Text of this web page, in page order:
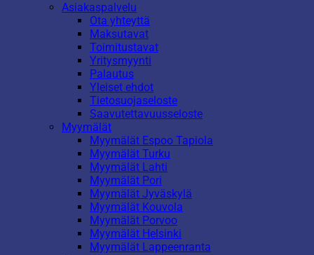
Asiakaspalvelu
Ota yhteyttä
Maksutavat
Toimitustavat
Yritysmyynti
Palautus
Yleiset ehdot
Tietosuojaseloste
Saavutettavuusseloste
Myymälät
Myymälät Espoo Tapiola
Myymälät Turku
Myymälät Lahti
Myymälät Pori
Myymälät Jyväskylä
Myymälät Kouvola
Myymälät Porvoo
Myymälät Helsinki
Myymälät Lappeenranta